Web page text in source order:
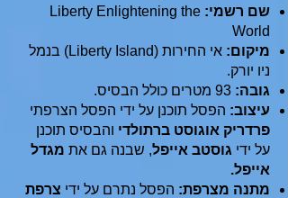
שם רשמי: Liberty Enlightening the
World
מיקום:
אי החירות (Liberty Island) בנמל
ניו יורק.
גובה: 93 מטרים כולל הבסיס.
עיצוב: הפסל תוכנן על ידי הפסל הצרפתי
פרדריק אוגוסט ברתולדי והבסיס תוכנן
על ידי גוסטב אייפל, שבנה גם את מגדל
אייפל.
מתנה מצרפת: הפסל נתרם על ידי צרפת